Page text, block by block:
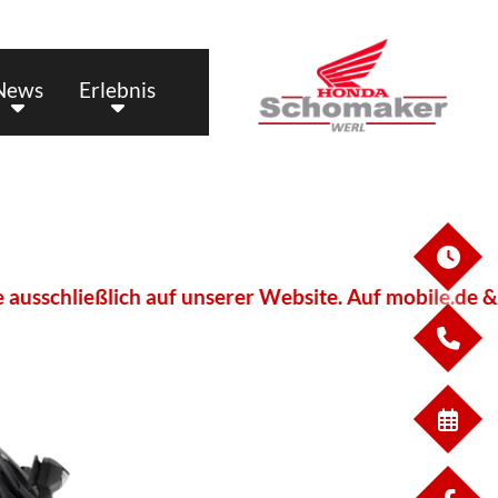
Erlebnis
auf unserer Website. Auf mobile.de &